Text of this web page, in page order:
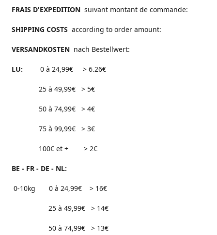
FRAIS D'EXPEDITION suivant montant de commande:
SHIPPING COSTS according to order amount:
VERSANDKOSTEN nach Bestellwert:
LU: 0 à 24,99€ > 6.26€
25 à 49,99€ > 5€
50 à 74,99€ > 4€
75 à 99,99€ > 3€
100€ et + > 2€
BE - FR - DE - NL:
0-10kg 0 à 24,99€ > 16€
25 à 49,99€ > 14€
50 à 74,99€ > 13€